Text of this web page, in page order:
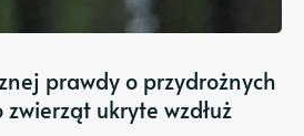
prawdy o przydrożnych
ukryte wzdłuż